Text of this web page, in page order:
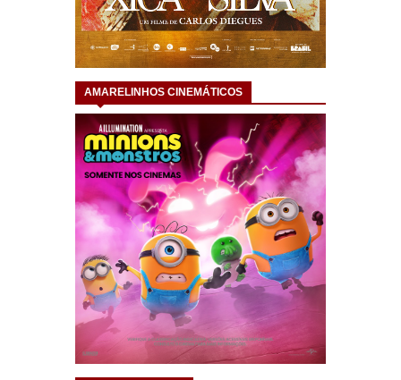
AMARELINHOS CINEMÁTICOS